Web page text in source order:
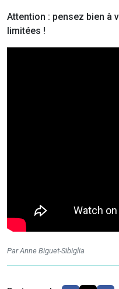
Attention : pensez bien à
limitées !
Par Anne Biguet-Sibiglia